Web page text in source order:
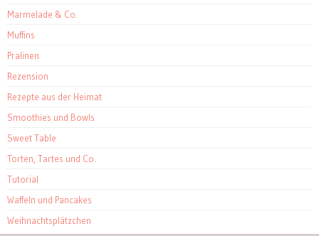
Marmelade & Co.
Muffins
Pralinen
Rezension
Rezepte aus der Heimat
Smoothies und Bowls
Sweet Table
Torten, Tartes und Co.
Tutorial
Waffeln und Pancakes
Weihnachtsplätzchen